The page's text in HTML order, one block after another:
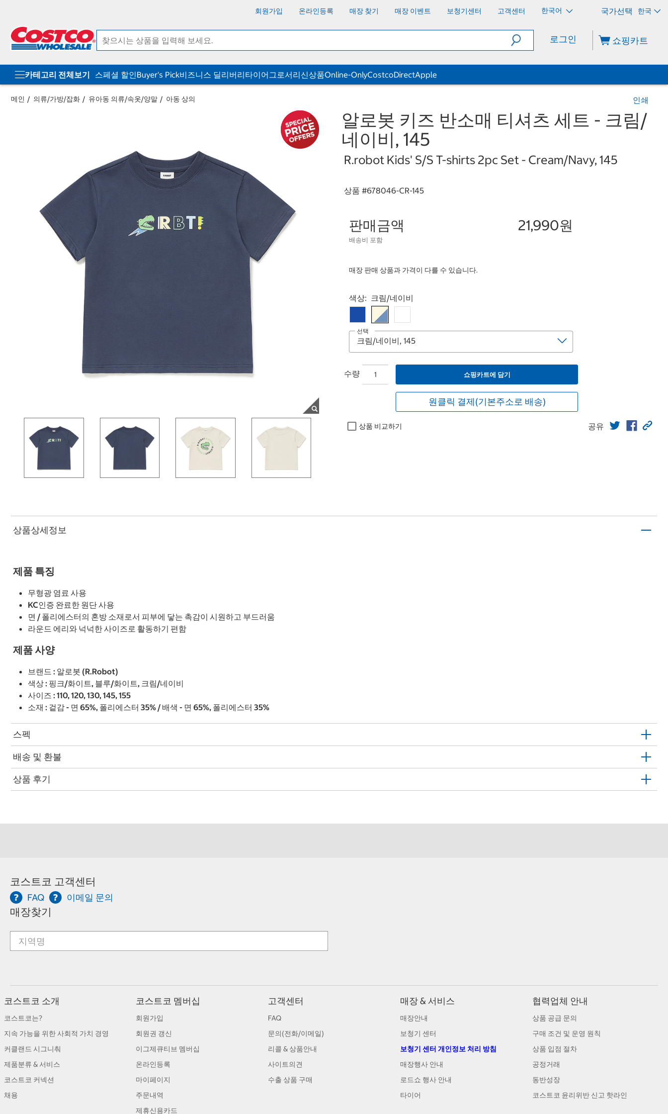
회원가입 온라인등록 매장 찾기 매장 이벤트 보청기센터 고객센터 한국어 한국
로그인 쇼핑카트
카테고리 전체보기 스페셜 할인Buyer's Pick비즈니스 딜리버리타이어그로서리신상품Online-OnlyCostcoDirectApple
메인 의류/가방/잡화 유아동 의류/속옷/양말 아동 상의 인쇄
알로봇 키즈 반소매 티셔츠 세트 - 크림/
네이비, 145
R.robot Kids' S/S T-shirts 2pc Set - Cream/Navy, 145
상품 #678046-CR-145
판매금액 21,990원
배송비 포함
매장 판매 상품과 가격이 다를 수 있습니다.
Select product
색상: 크림/네이비
선택
수량 쇼핑카트에 담기
원클릭 결제(기본주소로 배송)
상품 비교하기 공유
상품상세정보
제품 특징
무형광 염료 사용
KC인증 완료한 원단 사용
면 / 폴리에스터의 혼방 소재로서 피부에 닿는 촉감이 시원하고 부드러움
라운드 에리와 넉넉한 사이즈로 활동하기 편함
제품 사양
브랜드 : 알로봇 (R.Robot)
색상 : 핑크/화이트, 블루/화이트, 크림/네이비
사이즈 : 110, 120, 130, 145, 155
소재 : 겉감 - 면 65%, 폴리에스터 35% / 배색 - 면 65%, 폴리에스터 35%
스펙
배송 및 환불
상품 후기
코스트코 고객센터
FAQ 이메일 문의
매장찾기
코스트코 소개
코스트코는?
지속 가능을 위한 사회적 가치 경영
커클랜드 시그니춰
제품분류 & 서비스
코스트코 커넥션
채용
코스트코 멤버십
회원가입
회원권 갱신
이그제큐티브 멤버십
온라인등록
마이페이지
주문내역
제휴신용카드
고객센터
FAQ
문의(전화/이메일)
리콜 & 상품안내
사이트의견
수출 상품 구매
매장 & 서비스
매장안내
보청기 센터
보청기 센터 개인정보 처리 방침
매장행사 안내
로드쇼 행사 안내
타이어
협력업체 안내
상품 공급 문의
구매 조건 및 운영 원칙
상품 입점 절차
공정거래
동반성장
코스트코 윤리위반 신고 핫라인